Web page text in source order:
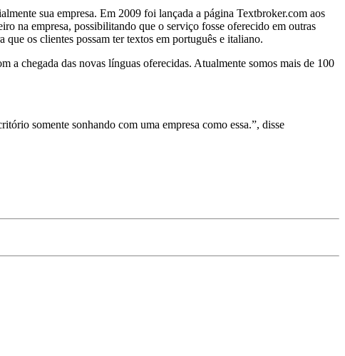
sua empresa. Em 2009 foi lançada a página Textbroker.com aos
na empresa, possibilitando que o serviço fosse oferecido em outras
os clientes possam ter textos em português e italiano.
a chegada das novas línguas oferecidas. Atualmente somos mais de 100
somente sonhando com uma empresa como essa.”, disse